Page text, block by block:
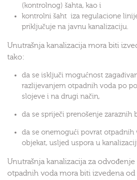
(kontrolnog) šahta, kao i
kontrolni šaht iza regulacione
priključuje na javnu kanalizaciju.
Unutrašnja kanalizacija mora biti
tako:
da se isključi mogućnost
razlijevanjem otpadnih voda po
slojeve i na drugi način,
da se spriječi prenošenje zaraznih
da se onemogući povrat otpadnih
objekat, usljed uspora u
Unutrašnja kanalizacija za
otpadnih voda mora biti izvedena